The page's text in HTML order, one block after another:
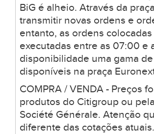
BiG é alheio. Através da
transmitir novas ordens e
entanto, as ordens
executadas entre as 07:00 e
disponibilidade uma gama
disponíveis na praça
COMPRA / VENDA - Preços
produtos do Citigroup ou
Société Générale. Atenção
diferente das cotações atuais.